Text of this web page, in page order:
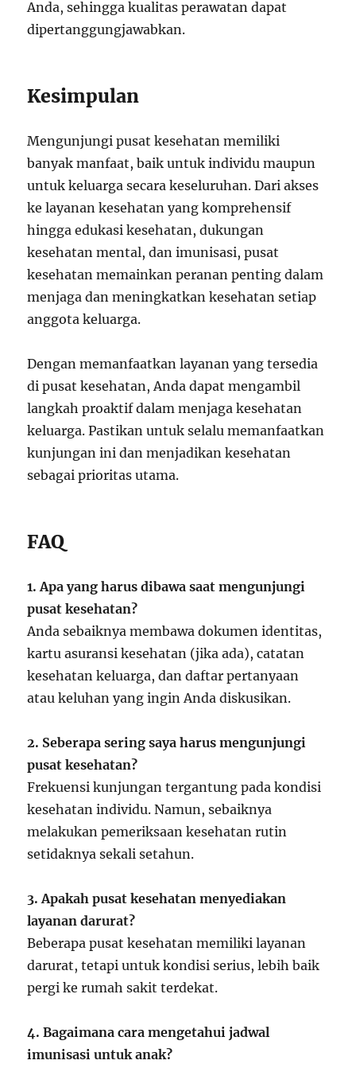
Anda, sehingga kualitas perawatan dapat
dipertanggungjawabkan.
Kesimpulan
Mengunjungi pusat kesehatan memiliki
banyak manfaat, baik untuk individu maupun
untuk keluarga secara keseluruhan. Dari akses
ke layanan kesehatan yang komprehensif
hingga edukasi kesehatan, dukungan
kesehatan mental, dan imunisasi, pusat
kesehatan memainkan peranan penting dalam
menjaga dan meningkatkan kesehatan setiap
anggota keluarga.
Dengan memanfaatkan layanan yang tersedia
di pusat kesehatan, Anda dapat mengambil
langkah proaktif dalam menjaga kesehatan
keluarga. Pastikan untuk selalu memanfaatkan
kunjungan ini dan menjadikan kesehatan
sebagai prioritas utama.
FAQ
1. Apa yang harus dibawa saat mengunjungi
pusat kesehatan?
Anda sebaiknya membawa dokumen identitas,
kartu asuransi kesehatan (jika ada), catatan
kesehatan keluarga, dan daftar pertanyaan
atau keluhan yang ingin Anda diskusikan.
2. Seberapa sering saya harus mengunjungi
pusat kesehatan?
Frekuensi kunjungan tergantung pada kondisi
kesehatan individu. Namun, sebaiknya
melakukan pemeriksaan kesehatan rutin
setidaknya sekali setahun.
3. Apakah pusat kesehatan menyediakan
layanan darurat?
Beberapa pusat kesehatan memiliki layanan
darurat, tetapi untuk kondisi serius, lebih baik
pergi ke rumah sakit terdekat.
4. Bagaimana cara mengetahui jadwal
imunisasi untuk anak?